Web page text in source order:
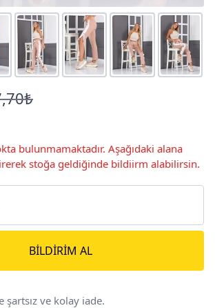
bulunmamaktadır. Aşağıdaki alana
stoğa geldiğinde bildiirm alabilirsin.
BILDIRIM AL
şartsız ve kolay iade.